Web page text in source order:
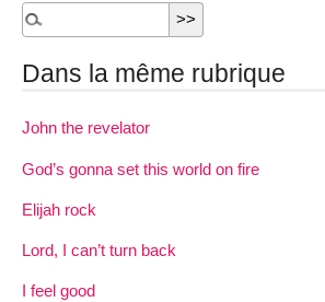
Dans la même rubrique
John the revelator
God’s gonna set this world on fire
Elijah rock
Lord, I can’t turn back
I feel good